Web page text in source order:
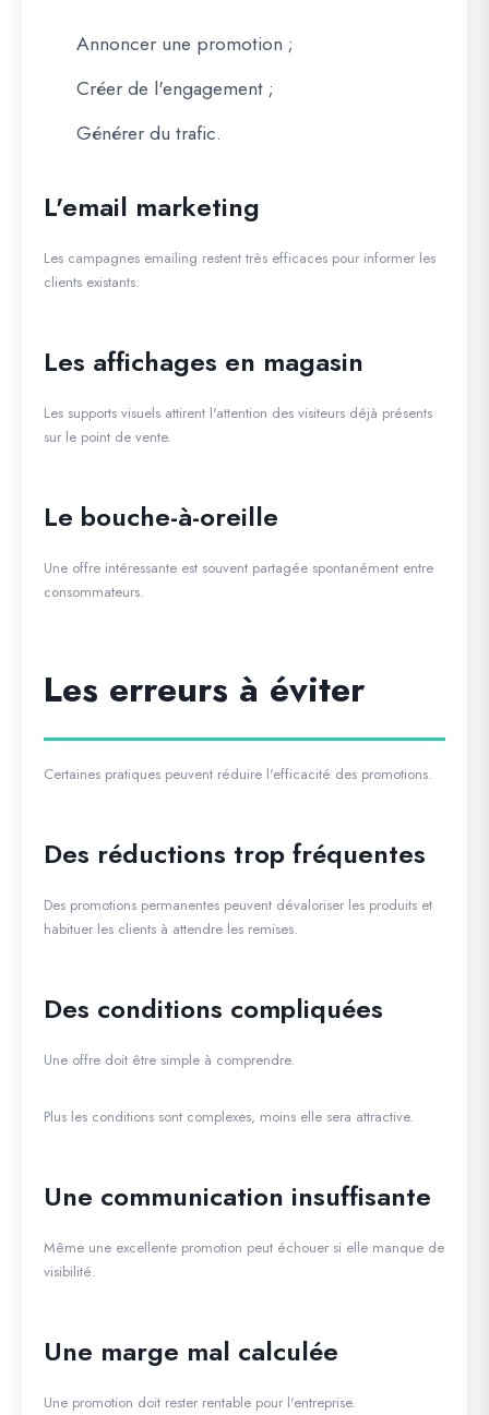
Annoncer une promotion ;
Créer de l'engagement ;
Générer du trafic.
L'email marketing
Les campagnes emailing restent très efficaces pour informer les
clients existants.
Les affichages en magasin
Les supports visuels attirent l'attention des visiteurs déjà présents
sur le point de vente.
Le bouche-à-oreille
Une offre intéressante est souvent partagée spontanément entre
consommateurs.
Les erreurs à éviter
Certaines pratiques peuvent réduire l'efficacité des promotions.
Des réductions trop fréquentes
Des promotions permanentes peuvent dévaloriser les produits et
habituer les clients à attendre les remises.
Des conditions compliquées
Une offre doit être simple à comprendre.
Plus les conditions sont complexes, moins elle sera attractive.
Une communication insuffisante
Même une excellente promotion peut échouer si elle manque de
visibilité.
Une marge mal calculée
Une promotion doit rester rentable pour l'entreprise.